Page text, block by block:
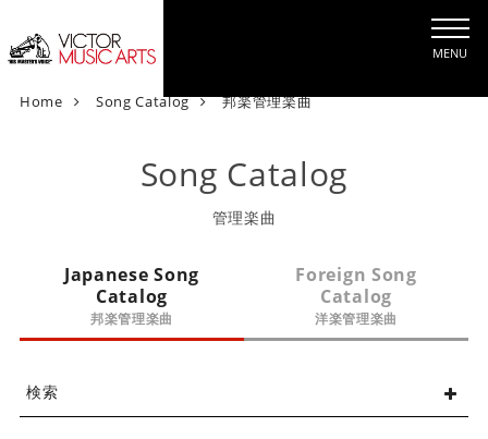
MENU
Home
V
u
Song Catalog 邦楽管理楽曲
Song Catalog
管理楽曲
Japanese Song
Catalog
邦楽管理楽曲
Foreign Song
Catalog
洋楽管理楽曲
検索